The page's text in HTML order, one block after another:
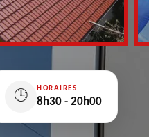
🕒
HORAIRES
8h30 - 20h00